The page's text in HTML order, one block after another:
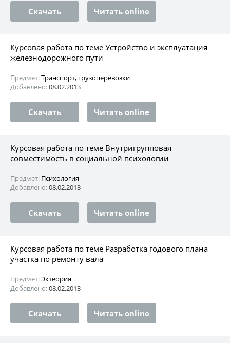
Скачать Читать online
Курсовая работа по теме Устройство и эксплуатация
железнодорожного пути
Предмет:Транспорт, грузоперевозки
Добавлено:08.02.2013
Скачать Читать online
Курсовая работа по теме Внутригрупповая
совместимость в социальной психологии
Предмет: Психология
Добавлено:08.02.2013
Скачать Читать online
Курсовая работа по теме Разработка годового плана
участка по ремонту вала
Предмет:Эктеория
Добавлено:08.02.2013
Скачать Читать online